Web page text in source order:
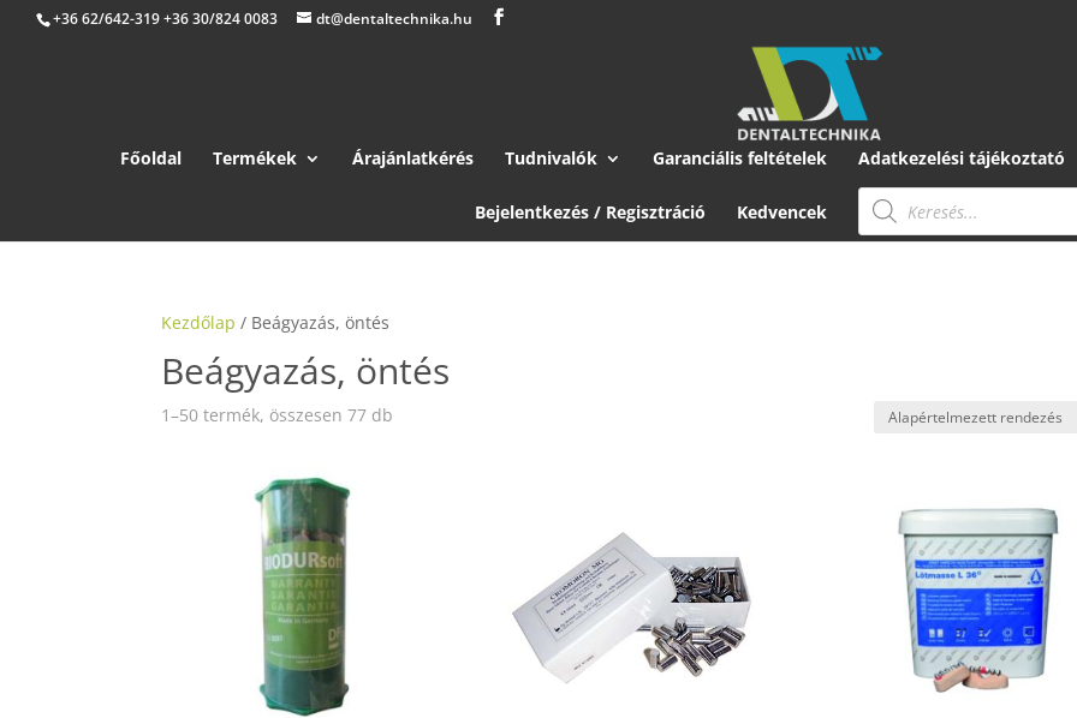
+36 62/642-319 +36 30/824 0083 dt@dentaltechnika.hu
Főoldal Termékek Árajánlatkérés Tudnivalók Garanciális feltételek Adatkezelési tájékoztató
Bejelentkezés / Regisztráció Kedvencek
Products
search
Kezdőlap / Beágyazás, öntés
Beágyazás, öntés
1–50 termék, összesen 77 db